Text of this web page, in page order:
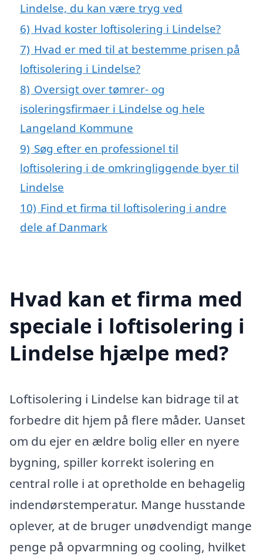
Lindelse, du kan være tryg ved
6) Hvad koster loftisolering i Lindelse?
7) Hvad er med til at bestemme prisen på
loftisolering i Lindelse?
8) Oversigt over tømrer- og
isoleringsfirmaer i Lindelse og hele
Langeland Kommune
9) Søg efter en professionel til
loftisolering i de omkringliggende byer til
Lindelse
10) Find et firma til loftisolering i andre
dele af Danmark
Hvad kan et firma med
speciale i loftisolering i
Lindelse hjælpe med?
Loftisolering i Lindelse kan bidrage til at
forbedre dit hjem på flere måder. Uanset
om du ejer en ældre bolig eller en nyere
bygning, spiller korrekt isolering en
central rolle i at opretholde en behagelig
indendørstemperatur. Mange husstande
oplever, at de bruger unødvendigt mange
penge på opvarmning og cooling, hvilket